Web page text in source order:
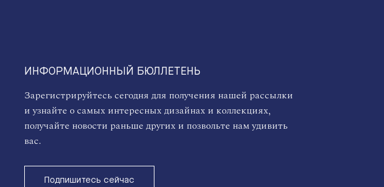
ИНФОРМАЦИОННЫЙ БЮЛЛЕТЕНЬ
Зарегистрируйтесь сегодня для получения нашей рассылки
и узнайте о самых интересных дизайнах и коллекциях,
получайте новости раньше других и позвольте нам удивить
вас.
Подпишитесь сейчас